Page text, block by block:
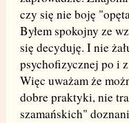
czy się nie boję
Byłem spokojny ze
się decyduję. I nie
psychofizycznej po i
Więc uważam że
dobre praktyki, nie
szamańskich"